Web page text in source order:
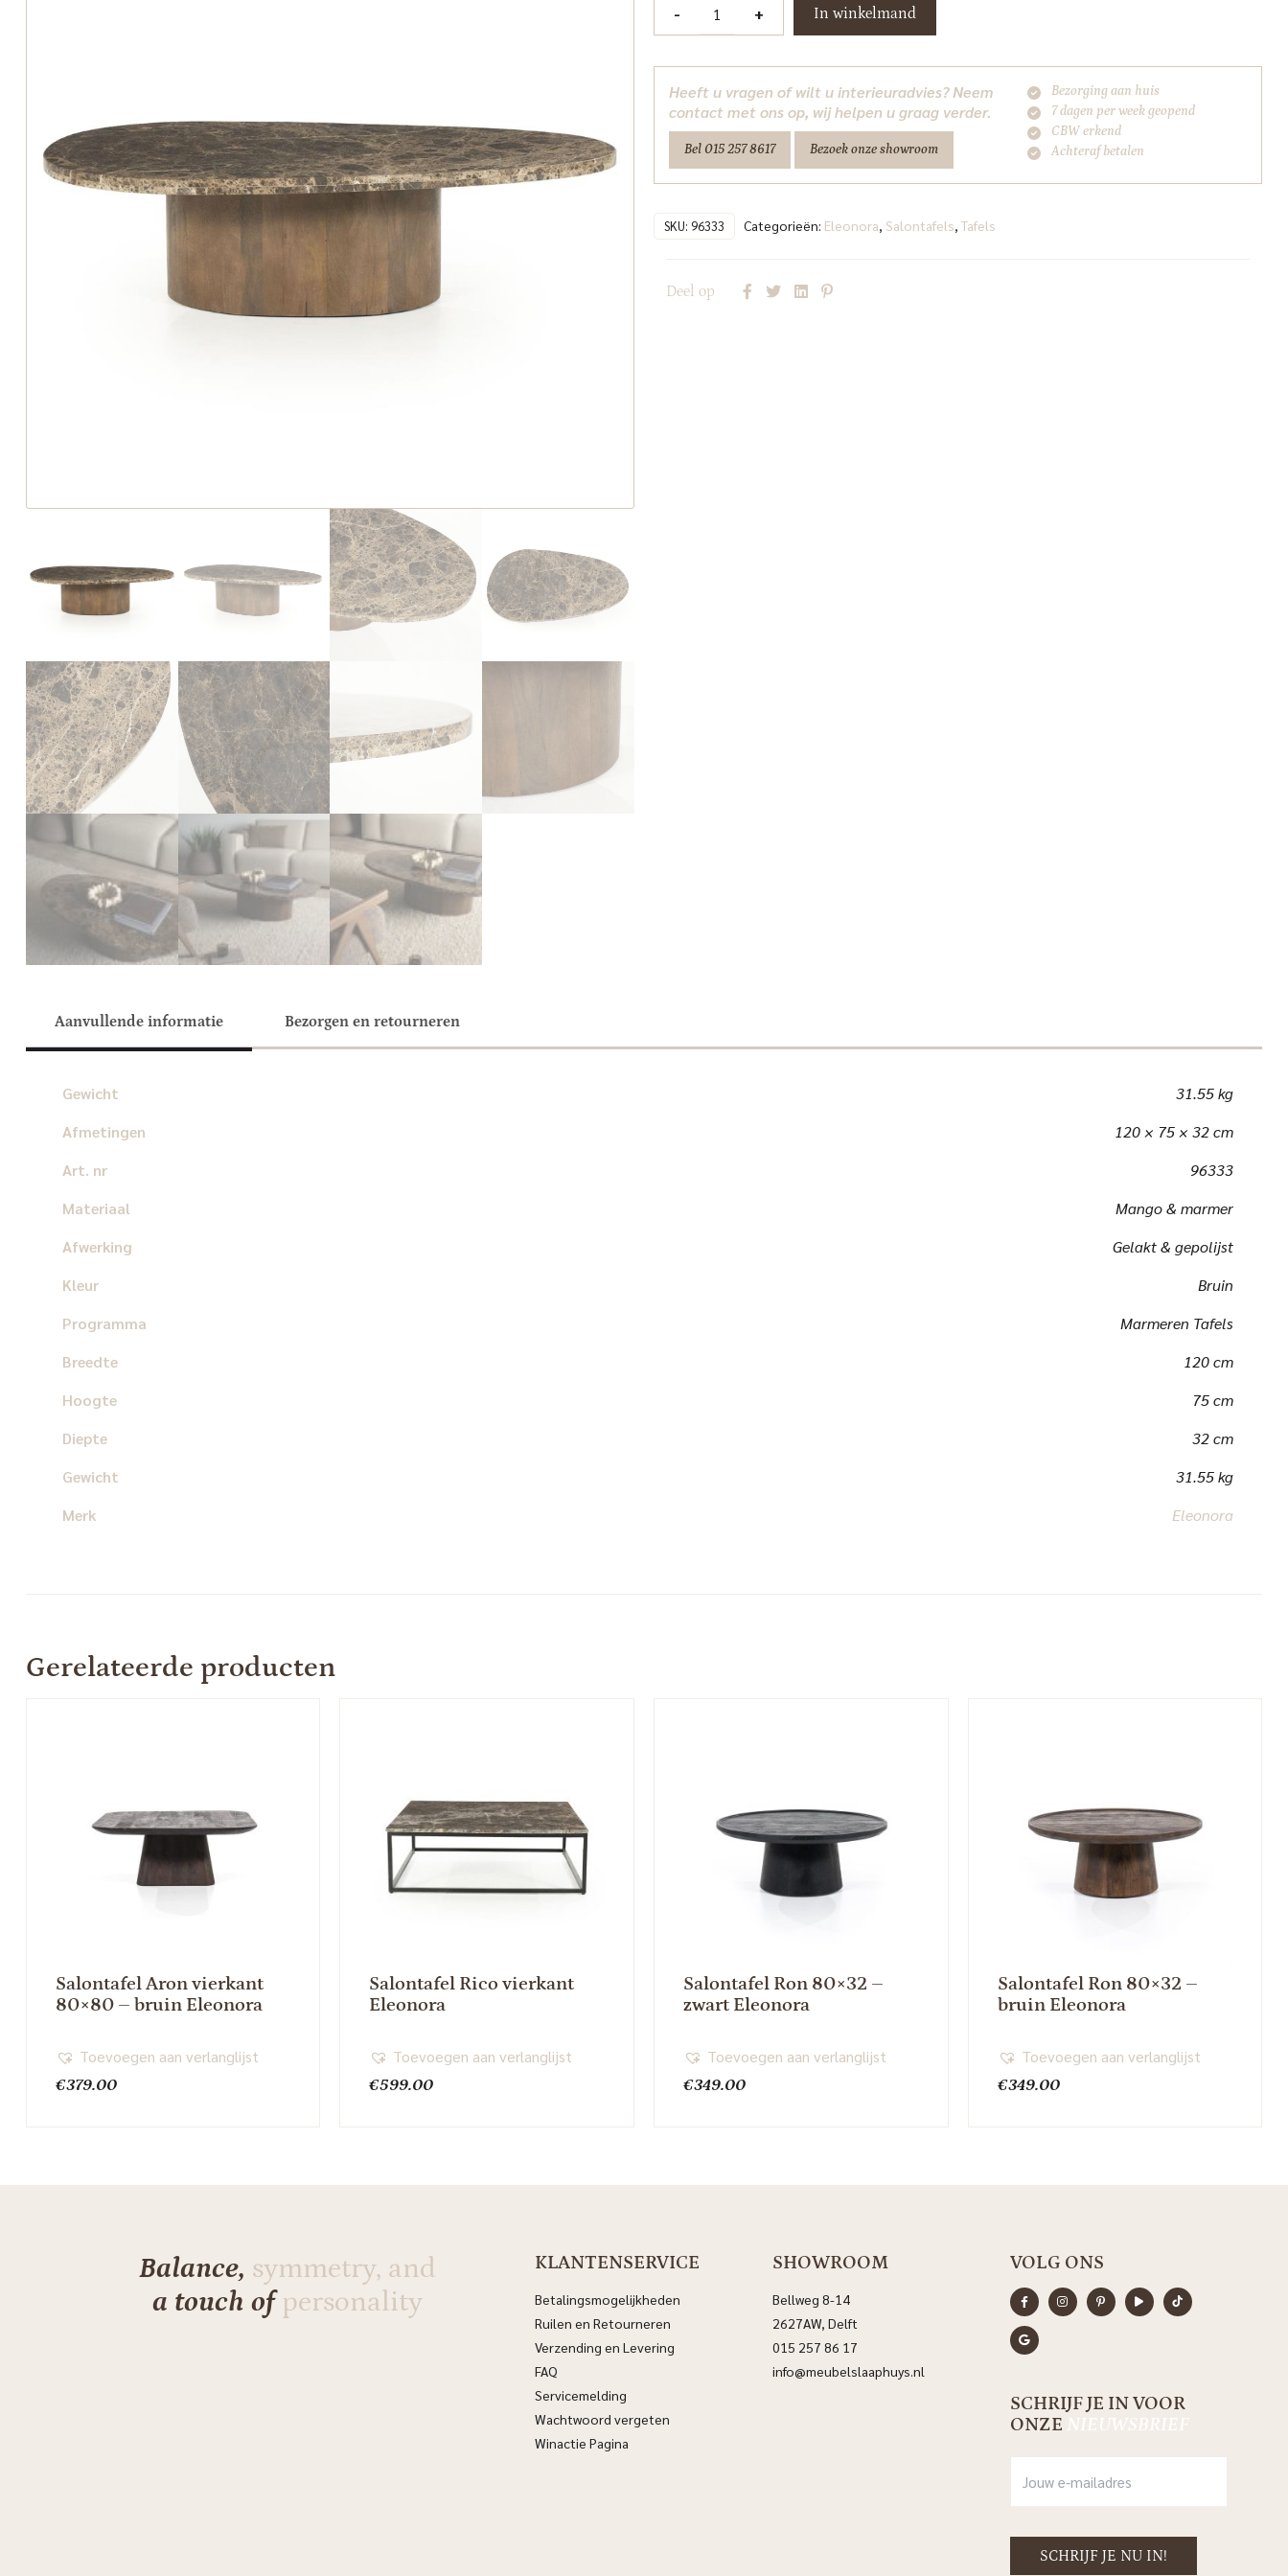
- + In winkelmand
Heeft u vragen of wilt u interieuradvies? Neem
contact met ons op, wij helpen u graag verder.
Bel 015 257 8617 Bezoek onze showroom
Bezorging aan huis
7 dagen per week geopend
CBW erkend
Achteraf betalen
SKU: 96333 Categorieën: Eleonora, Salontafels, Tafels
Deel op
Aanvullende informatie Bezorgen en retourneren
Gewicht
31.55 kg
Afmetingen
120 × 75 × 32 cm
Art. nr
96333
Materiaal
Mango & marmer
Afwerking
Gelakt & gepolijst
Kleur
Bruin
Programma
Marmeren Tafels
Breedte
120 cm
Hoogte
75 cm
Diepte
32 cm
Gewicht
31.55 kg
Merk
Eleonora
Gerelateerde producten
Salontafel Aron vierkant
80×80 – bruin Eleonora
€379.00
Toevoegen aan verlanglijst
Salontafel Rico vierkant
Eleonora
€599.00
Toevoegen aan verlanglijst
Salontafel Ron 80×32 –
zwart Eleonora
€349.00
Toevoegen aan verlanglijst
Salontafel Ron 80×32 –
bruin Eleonora
€349.00
Toevoegen aan verlanglijst
Balance, symmetry, and
a touch ofpersonality
KLANTENSERVICE
Betalingsmogelijkheden
Ruilen en Retourneren
Verzending en Levering
FAQ
Servicemelding
Wachtwoord vergeten
Winactie Pagina
SHOWROOM
Bellweg 8-14
2627AW, Delft
015 257 86 17
info@meubelslaaphuys.nl
VOLG ONS
SCHRIJF JE IN VOOR
ONZE NIEUWSBRIEF